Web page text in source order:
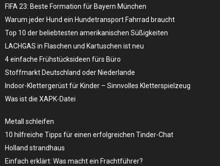
FIFA 23: Beste Formation für Bayern München
Warum jeder Hund ein Hundetransport Fahrrad braucht
Top 10 der beliebtesten amerikanischen Süßigkeiten
LACHGAS in Flaschen und Kartuschen ist neu
4 einfache Frühstücksideen fürs Büro
Stoffmarkt Deutschland oder Niederlande
Indoor-Klettergerüst für Kinder – Sinnvolles Kletterspielzeug
Was ist die XAPK-Datei
Metall schleifen
10 hilfreiche Tipps für einen erfolgreichen Tinder-Chat
Holland strandhaus
Einfach erklärt: Was macht ein Frachtführer?